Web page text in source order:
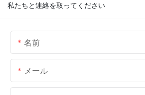
私たちと連絡を取ってください
名前
メール